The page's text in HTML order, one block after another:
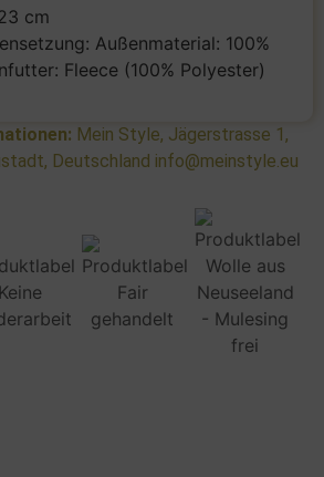
cm
Außenmaterial: 100%
Fleece (100% Polyester)
Mein Style, Jägerstrasse 1,
Deutschland info@meinstyle.eu